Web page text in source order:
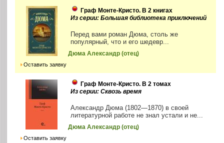
Граф Монте-Кристо. В 2 книгах
Из серии: Большая библиотека приключений
Перед вами роман Дюма, столь же
популярный, что и его шедевр...
Дюма Александр (отец)
Оставить заявку
Граф Монте-Кристо. В 2 томах
Из серии: Сквозь время
Александр Дюма (1802—1870) в своей
литературной работе не знал устали и не...
Дюма Александр (отец)
Оставить заявку